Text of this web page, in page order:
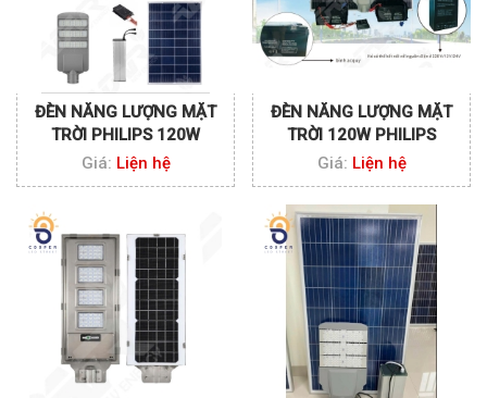
ĐÈN NĂNG LƯỢNG MẶT
TRỜI PHILIPS 120W
Giá: Liện hệ
ĐÈN NĂNG LƯỢNG MẶT
TRỜI 120W PHILIPS
Giá: Liện hệ